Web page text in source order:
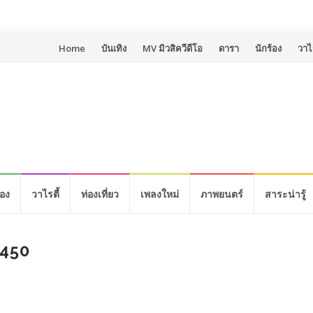
Skip
Home บันเทิง MV มิวสิควีดีโอ ดารา นักร้อง วา
ง วาไรตี้ ท่องเที่ยว เพลงใหม่ ภาพยนตร์ สาระน่ารู้